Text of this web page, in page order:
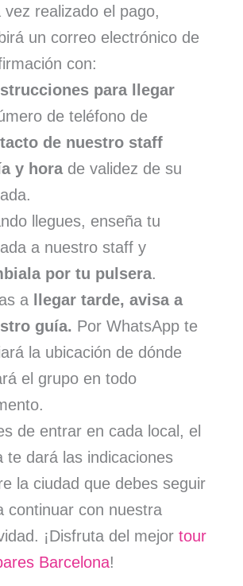
vez realizado el pago,
un correo electrónico de
con:
para llegar
de teléfono de
de nuestro staff
y hora de validez de su
llegues, enseña tu
a nuestro staff y
por tu pulsera.
a
llegar tarde, avisa a
guía. Por WhatsApp te
la ubicación de dónde
el grupo en todo
de entrar en cada local, el
te dará las indicaciones
la ciudad que debes seguir
continuar con nuestra
¡Disfruta del mejor tour
Barcelona!